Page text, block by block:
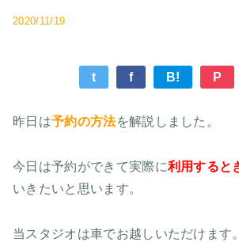
2020/11/19
t f B! P
昨日は予約の方法を解説しました。
今日は予約ができて実際に利用すると
いきたいと思います。
当スタジオは車でお越しいただけます。